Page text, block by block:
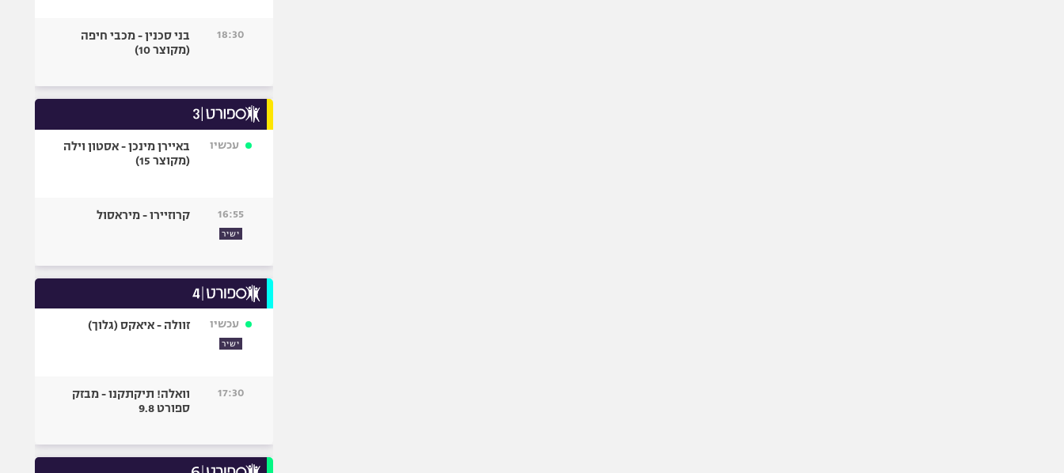
18:30
בני סכנין - מכבי חיפה
(מקוצר 10)
עכשיו
באיירן מינכן - אסטון וילה
(מקוצר 15)
16:55
ישיר
קרוזיירו - מיראסול
עכשיו
ישיר
זוולה - איאקס (גלוך)
17:30
וואלה! תיקתקנו - מבזק
ספורט 9.8